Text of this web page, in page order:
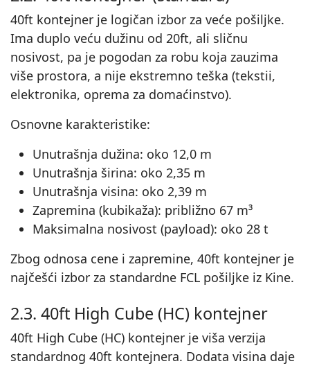
40ft kontejner je logičan izbor za veće pošiljke.
Ima duplo veću dužinu od 20ft, ali sličnu
nosivost, pa je pogodan za robu koja zauzima
više prostora, a nije ekstremno teška (tekstii,
elektronika, oprema za domaćinstvo).
Osnovne karakteristike:
Unutrašnja dužina: oko 12,0 m
Unutrašnja širina: oko 2,35 m
Unutrašnja visina: oko 2,39 m
Zapremina (kubikaža): približno 67 m³
Maksimalna nosivost (payload): oko 28 t
Zbog odnosa cene i zapremine, 40ft kontejner je
najčešći izbor za standardne FCL pošiljke iz Kine.
2.3. 40ft High Cube (HC) kontejner
40ft High Cube (HC) kontejner je viša verzija
standardnog 40ft kontejnera. Dodata visina daje